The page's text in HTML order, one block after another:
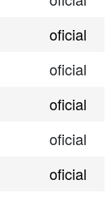
oficial
oficial
oficial
oficial
oficial